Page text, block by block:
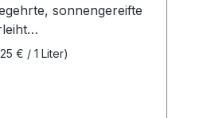
sonnengereifte
den fruchtigen
€ / 1 Liter)